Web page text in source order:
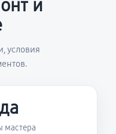
и
условия
мастера